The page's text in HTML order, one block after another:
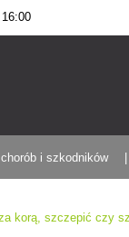
i szkodników
korą, szczepić czy